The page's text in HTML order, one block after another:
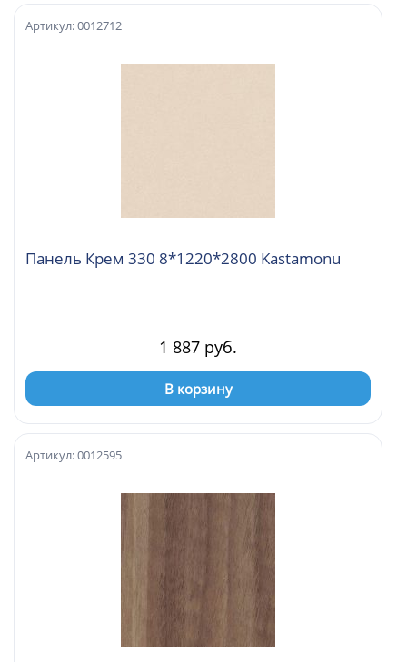
Панель Крем 330 8*1220*2800 Kastamonu
Артикул: 0012712
1 887 руб.
В корзину
Артикул: 0012595